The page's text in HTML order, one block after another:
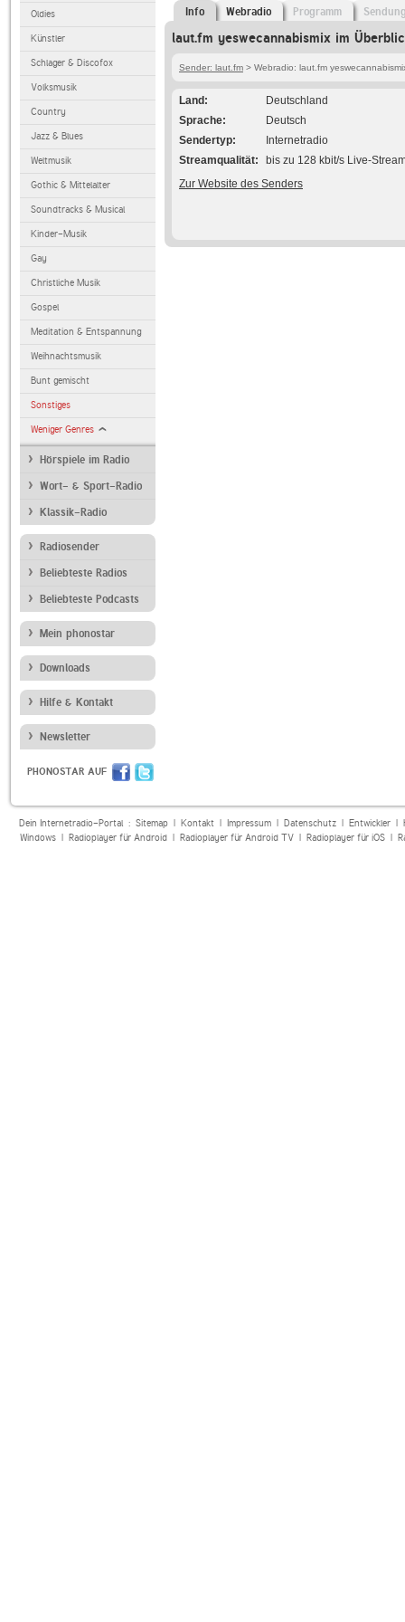
Oldies
Künstler
Schlager & Discofox
Volksmusik
Country
Jazz & Blues
Weltmusik
Gothic & Mittelalter
Soundtracks & Musical
Kinder-Musik
Gay
Christliche Musik
Gospel
Meditation & Entspannung
Weihnachtsmusik
Bunt gemischt
Sonstiges
Weniger Genres
Hörspiele im Radio
Wort- & Sport-Radio
Klassik-Radio
Radiosender
Beliebteste Radios
Beliebteste Podcasts
Mein phonostar
Downloads
Hilfe & Kontakt
Newsletter
PHONOSTAR AUF
Info Webradio Programm
laut.fm yeswecannabismix im
Sender: laut.fm > Webradio: laut.fm
Land
Deutschland
Sprache
Deutsch
Sendertyp
Internetradio
Streamqualität
bis zu 128 kbit/s Live-
Zur Website des Senders
Dein Internetradio-Portal : Sitemap| Kontakt| Impressum| Datenschutz| Entwickler|
Windows| Radioplayer für Android| Radioplayer für Android TV| Radioplayer für iOS|